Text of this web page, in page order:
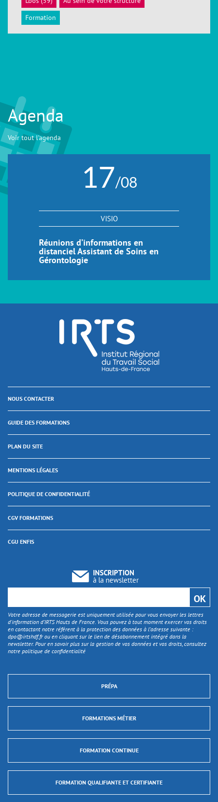
ACCÉDER
Formation
Agenda
Voir tout l'agenda
17/08
VISIO
Réunions d’informations en
distanciel Assistant de Soins en
Gérontologie
NOUS CONTACTER
GUIDE DES FORMATIONS
PLAN DU SITE
MENTIONS LÉGALES
POLITIQUE DE CONFIDENTIALITÉ
CGV FORMATIONS
CGU ENFIS
INSCRIPTION
à la newsletter
Votre adresse de messagerie est uniquement utilisée pour vous envoyer les lettres
d'information d’IRTS Hauts de France. Vous pouvez à tout moment exercer vos droits
en contactant notre référent à la protection des données à l’adresse suivante :
dpo@irtshdf.frou en cliquant sur le lien de désabonnement intégré dans la
newsletter. Pour en savoir plus sur la gestion de vos données et vos droits, consultez
notre politique de confidentialité
PRÉPA
FORMATIONS MÉTIER
FORMATION CONTINUE
FORMATION QUALIFIANTE ET CERTIFIANTE